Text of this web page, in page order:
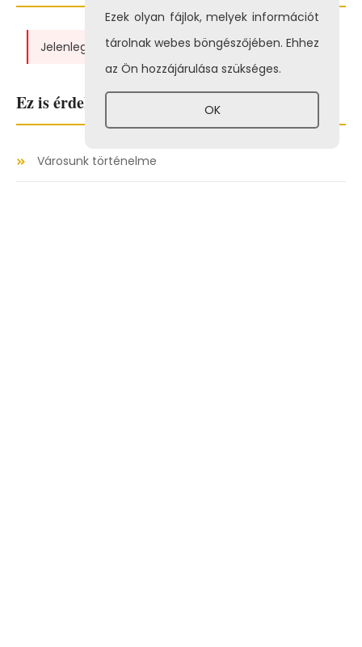
Jelenleg nincs programunk!
Ez is érdekelhet...
Városunk történelme
Ezek olyan fájlok, melyek információt
tárolnak webes böngészőjében. Ehhez
az Ön hozzájárulása szükséges.
OK